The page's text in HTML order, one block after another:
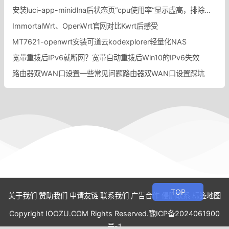
安装luci-app-minidlna后状态页“cpu使用率“显示虚高，排除过程记录。
ImmortalWrt、OpenWrt官网对比Kwrt后感受
MT7621-openwrt安装可道云kodexplorer轻量化NAS
宽带重拨后IPv6就断网？宽带自动重拨后Win10的IPv6失效
路由器双WAN口设置一些常见问题路由器双WAN口设置踩坑
关于我们 赞助我们 申请友链 联系我们 广告合作 侵删联系 标签地图
Copyright IOOZU.COM Rights Reserved.豫ICP备2024061900
号-1